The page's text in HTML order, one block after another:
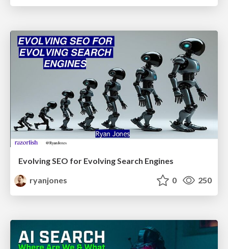
Evolving SEO for Evolving Search Engines
ryanjones
0 250